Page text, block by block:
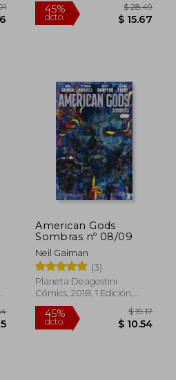
45%
dcto.
American Gods
Sombras nº 08/09
Neil Gaiman
(3)
Planeta Deagostini
Cómics, 2018, 1 Edición,
Tapa Blanda, Nuevo